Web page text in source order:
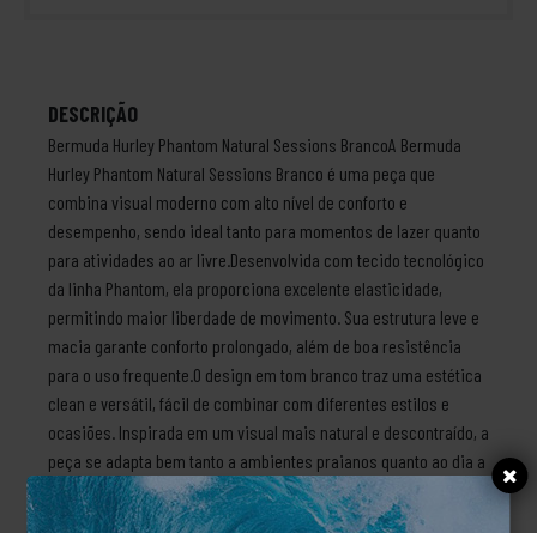
DESCRIÇÃO
Bermuda Hurley Phantom Natural Sessions BrancoA Bermuda
Hurley Phantom Natural Sessions Branco é uma peça que
combina visual moderno com alto nível de conforto e
desempenho, sendo ideal tanto para momentos de lazer quanto
para atividades ao ar livre.Desenvolvida com tecido tecnológico
da linha Phantom, ela proporciona excelente elasticidade,
permitindo maior liberdade de movimento. Sua estrutura leve e
macia garante conforto prolongado, além de boa resistência
para o uso frequente.O design em tom branco traz uma estética
clean e versátil, fácil de combinar com diferentes estilos e
ocasiões. Inspirada em um visual mais natural e descontraído, a
peça se adapta bem tanto a ambientes praianos quanto ao dia a
dia urbano.A bermuda também conta com bolsos funcionais que
oferecem praticidade, além de acabamento de qualidade e